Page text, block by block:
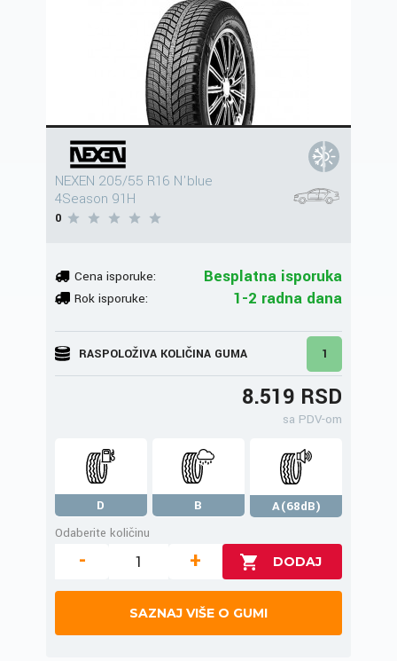
NEXEN 205/55 R16 N'blue
4Season 91H
0
Cena isporuke: Besplatna isporuka
Rok isporuke: 1-2 radna dana
RASPOLOŽIVA KOLIČINA GUMA 1
8.519 RSD
sa PDV-om
D B
A(68dB)
Odaberite količinu
- +
SAZNAJ VIŠE O GUMI